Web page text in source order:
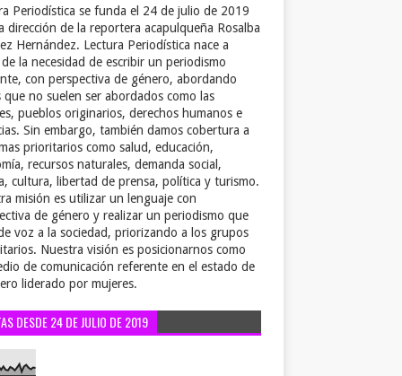
Periodística se funda el 24 de julio de 2019
dirección de la reportera acapulqueña Rosalba
Hernández. Lectura Periodística nace a
la necesidad de escribir un periodismo
con perspectiva de género, abordando
que no suelen ser abordados como las
pueblos originarios, derechos humanos e
Sin embargo, también damos cobertura a
prioritarios como salud, educación,
recursos naturales, demanda social,
cultura, libertad de prensa, política y turismo.
misión es utilizar un lenguaje con
de género y realizar un periodismo que
voz a la sociedad, priorizando a los grupos
Nuestra visión es posicionarnos como
de comunicación referente en el estado de
liderado por mujeres.
DESDE 24 DE JULIO DE 2019